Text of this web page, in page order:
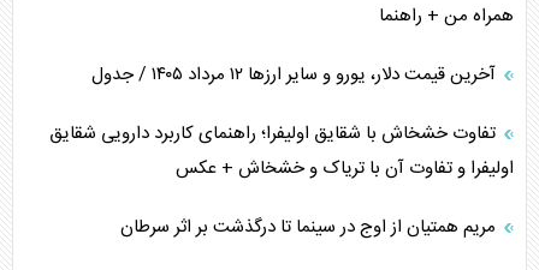
همراه من + راهنما
آخرین قیمت دلار، یورو و سایر ارز‌ها ۱۲ مرداد ۱۴۰۵ / جدول
تفاوت خشخاش با شقایق اولیفرا؛ راهنمای کاربرد دارویی شقایق
اولیفرا و تفاوت آن با تریاک و خشخاش + عکس
مریم همتیان از اوج در سینما تا درگذشت بر اثر سرطان